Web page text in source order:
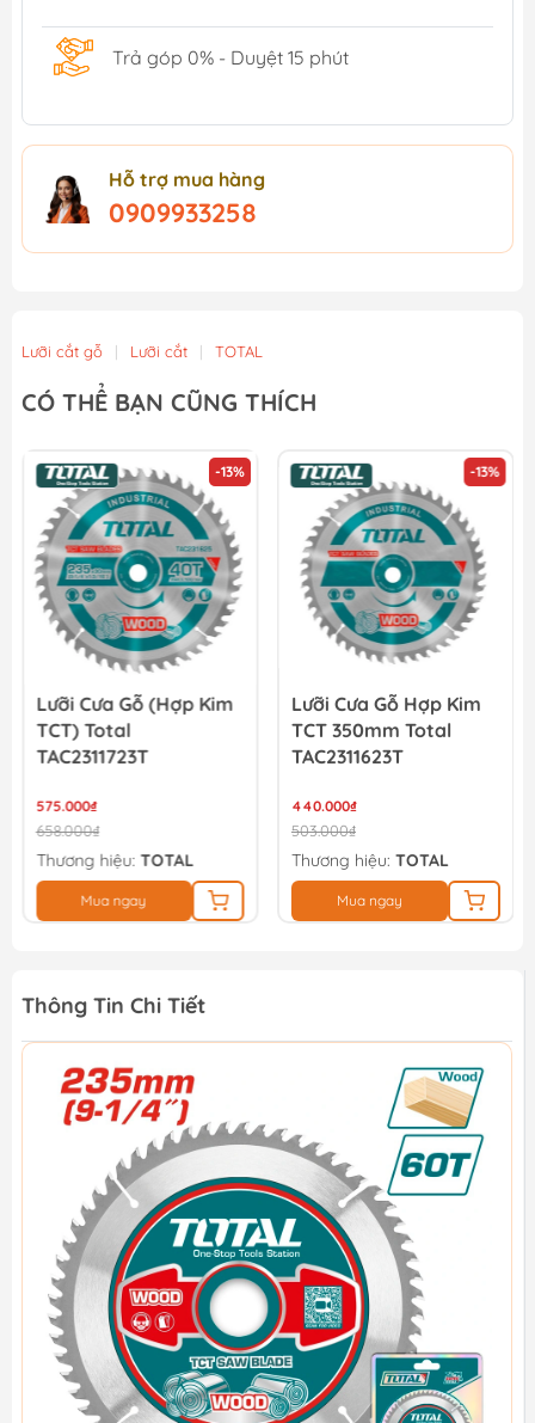
Trả góp 0% - Duyệt 15 phút
Hỗ trợ mua hàng
0909933258
Lưỡi cắt gỗ | Lưỡi cắt | TOTAL
CÓ THỂ BẠN CŨNG THÍCH
-13%
Lưỡi Cưa Gỗ (hợp Kim
TCT) Total
TAC2311723T
575.000₫
658.000₫
Thương hiệu: TOTAL
Mua ngay
-13%
Lưỡi Cưa Gỗ Hợp Kim
TCT 350mm Total
TAC2311623T
440.000₫
503.000₫
Thương hiệu: TOTAL
Mua ngay
Thông Tin Chi Tiết